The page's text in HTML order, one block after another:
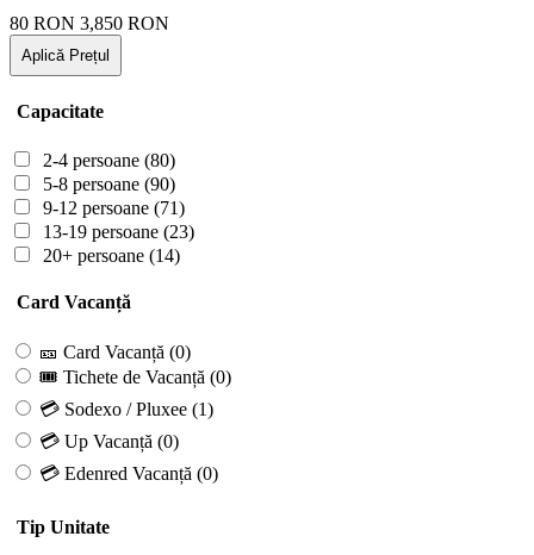
80 RON 3,850 RON
Aplică Prețul
Capacitate
2-4 persoane (80)
5-8 persoane (90)
9-12 persoane (71)
13-19 persoane (23)
20+ persoane (14)
Card Vacanță
🎫 Card Vacanță (0)
🎟 Tichete de Vacanță (0)
💳 Sodexo / Pluxee (1)
💳 Up Vacanță (0)
💳 Edenred Vacanță (0)
Tip Unitate